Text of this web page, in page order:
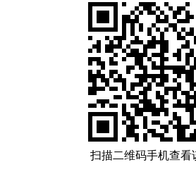
扫描二维码手机查看